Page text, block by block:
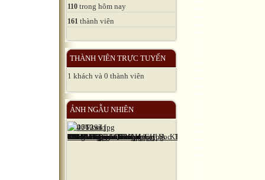
110 trong hôm nay
161 thành viên
THÀNH VIÊN TRỰC TUYẾN
1 khách và 0 thành viên
ẢNH NGẪU NHIÊN